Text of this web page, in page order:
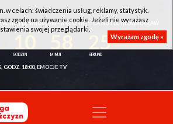
HOTEL WROCŁAW - KSK QEMETICA NOTEĆ INOWROCŁAW
25
GODZ. 18:00, EMOCJE TV
w celach: świadczenia usług, reklamy, statystyk.
zgodę na używanie cookie. Jeżeli nie wyrażasz
swojej przeglądarki.
Wyrażam zgodę »